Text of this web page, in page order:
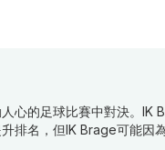
心的足球比賽中對決。IK
排名，但IK Brage可能因